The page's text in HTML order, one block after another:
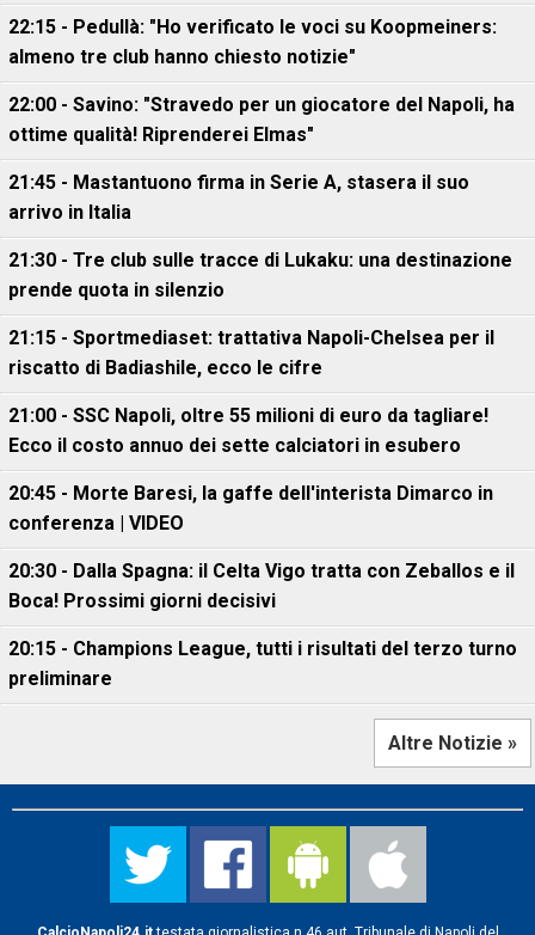
22:15 - Pedullà: "Ho verificato le voci su Koopmeiners:
almeno tre club hanno chiesto notizie"
22:00 - Savino: "Stravedo per un giocatore del Napoli, ha
ottime qualità! Riprenderei Elmas"
21:45 - Mastantuono firma in Serie A, stasera il suo
arrivo in Italia
21:30 - Tre club sulle tracce di Lukaku: una destinazione
prende quota in silenzio
21:15 - Sportmediaset: trattativa Napoli-Chelsea per il
riscatto di Badiashile, ecco le cifre
21:00 - SSC Napoli, oltre 55 milioni di euro da tagliare!
Ecco il costo annuo dei sette calciatori in esubero
20:45 - Morte Baresi, la gaffe dell'interista Dimarco in
conferenza | VIDEO
20:30 - Dalla Spagna: il Celta Vigo tratta con Zeballos e il
Boca! Prossimi giorni decisivi
20:15 - Champions League, tutti i risultati del terzo turno
preliminare
Altre Notizie »